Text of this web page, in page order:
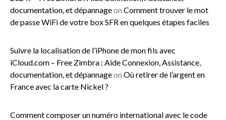
documentation, et dépannageon Comment trouver le mot
de passe WiFi de votre box SFR en quelques étapes faciles
Suivre la localisation de l’iPhone de mon fils avec
iCloud.com – Free Zimbra : Aide Connexion, Assistance,
documentation, et dépannageon Où retirer de l’argent en
France avec la carte Nickel ?
Comment composer un numéro international avec le code